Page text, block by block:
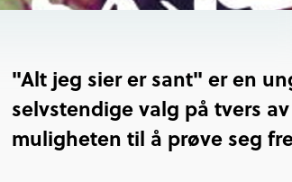
"Alt jeg sier er sant" er en
selvstendige valg på tvers
muligheten til å prøve seg